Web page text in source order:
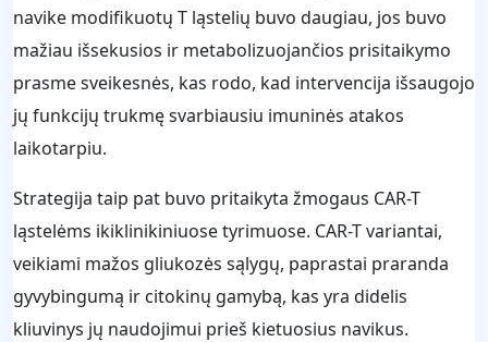
navike modifikuotų T ląstelių buvo daugiau, jos buvo
mažiau išsekusios ir metabolizuojančios prisitaikymo
prasme sveikesnės, kas rodo, kad intervencija išsaugojo
jų funkcijų trukmę svarbiausiu imuninės atakos
laikotarpiu.
Strategija taip pat buvo pritaikyta žmogaus CAR-T
ląstelėms ikiklinikiniuose tyrimuose. CAR-T variantai,
veikiami mažos gliukozės sąlygų, paprastai praranda
gyvybingumą ir citokinų gamybą, kas yra didelis
kliuvinys jų naudojimui prieš kietuosius navikus.